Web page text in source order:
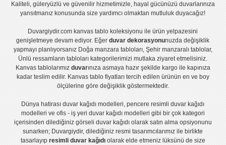
Kaliteli, güleryüzlü ve güvenilir hizmetimizle, hayal gücünüzü duvarlarınıza
yansıtmanız konusunda size yardımcı olmaktan mutluluk duyacağız!
Duvargiydir.com kanvas tablo koleksiyonu ile ürün yelpazesini
genişletmeye devam ediyor. Eğerduvar dekorasyonunuzda değişiklik
yapmayı planlıyorsanız Doğa manzara tabloları, Şehir manzaralı tablolar,
Ünlü ressamların tabloları kategorilerimizi mutlaka ziyaret etmelisiniz.
Kanvas tablolarımız duvarınıza asmaya hazır şekilde kargo ile kapınıza
kadar teslim edilir. Kanvas tablo fiyatlarıtercih edilen ürünün en ve boy
ölçülerine göre değişiklik göstermektedir.
Dünya hatirası duvar kağıdı modelleri,pencere resimli duvar kağıdı
modelleri ve ofis - iş yeri duvar kağıdı modelleri gibi bir çok kategori
içerisinden dilediğiniz görseli duvar kağıdı olarak satın alma opsiyonunu
sunarken; Duvargiydir, dilediğiniz resmi tasarımcılarımız ile birlikte
tasarlayıp resimli duvar kağıdıolarak elde etmeniz lüksünü de size